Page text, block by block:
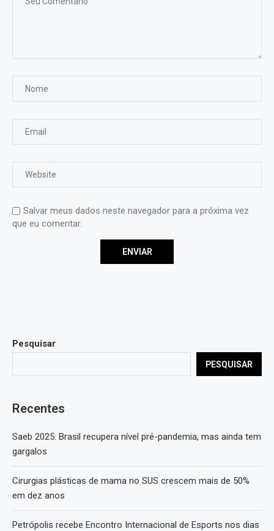
Salvar meus dados neste navegador para a próxima vez
que eu comentar.
Pesquisar
PESQUISAR
Recentes
Saeb 2025: Brasil recupera nível pré-pandemia, mas ainda tem
gargalos
Cirurgias plásticas de mama no SUS crescem mais de 50%
em dez anos
Petrópolis recebe Encontro Internacional de Esports nos dias